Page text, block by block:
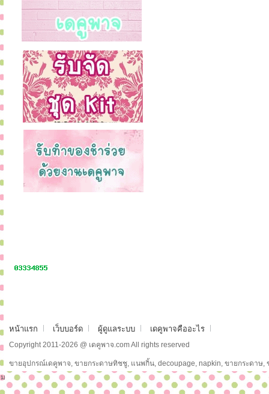
หน้าแรก เว็บบอร์ด ผู้ดูแลระบบ เดคูพาจคืออะไร
Copyright 2011-2026 @ เดคูพาจ.com All rights reserved
ขายอุปกรณ์เดคูพาจ, ขายกระดาษทิชชู, แนพกิ้น, decoupage, napkin, ขายกระดาษ
ม